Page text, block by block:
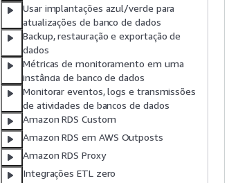
Usar implantações azul/verde para
atualizações de banco de dados
Backup, restauração e exportação de
dados
Métricas de monitoramento em uma
instância de banco de dados
Monitorar eventos, logs e transmissões
de atividades de bancos de dados
Amazon RDS Custom
Amazon RDS em AWS Outposts
Amazon RDS Proxy
Integrações ETL zero